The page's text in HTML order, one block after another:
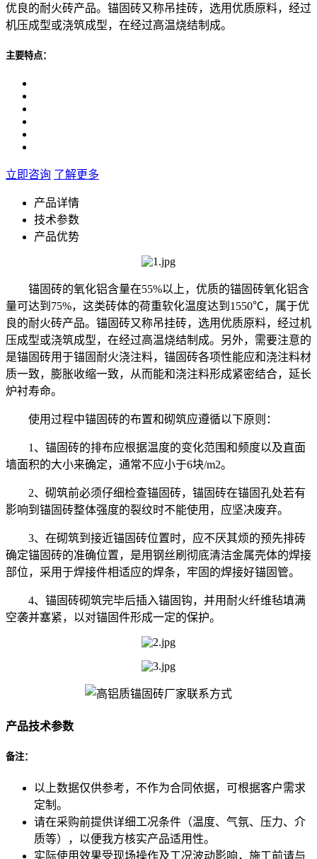
优良的耐火砖产品。锚固砖又称吊挂砖，选用优质原料，经过
机压成型或浇筑成型，在经过高温烧结制成。
主要特点：
立即咨询 了解更多
产品详情
技术参数
产品优势
锚固砖的氧化铝含量在55%以上，优质的锚固砖氧化铝含
量可达到75%，这类砖体的荷重软化温度达到1550℃，属于优
良的耐火砖产品。锚固砖又称吊挂砖，选用优质原料，经过机
压成型或浇筑成型，在经过高温烧结制成。另外，需要注意的
是锚固砖用于锚固耐火浇注料，锚固砖各项性能应和浇注料材
质一致，膨胀收缩一致，从而能和浇注料形成紧密结合，延长
炉衬寿命。
使用过程中锚固砖的布置和砌筑应遵循以下原则：
1、锚固砖的排布应根据温度的变化范围和频度以及直面
墙面积的大小来确定，通常不应小于6块/m2。
2、砌筑前必须仔细检查锚固砖，锚固砖在锚固孔处若有
影响到锚固砖整体强度的裂纹时不能使用，应坚决废弃。
3、在砌筑到接近锚固砖位置时，应不厌其烦的预先排砖
确定锚固砖的准确位置，是用钢丝刷彻底清洁金属壳体的焊接
部位，采用于焊接件相适应的焊条，牢固的焊接好锚固管。
4、锚固砖砌筑完毕后插入锚固钩，并用耐火纤维毡填满
空袭并塞紧，以对锚固件形成一定的保护。
产品技术参数
备注：
以上数据仅供参考，不作为合同依据，可根据客户需求
定制。
请在采购前提供详细工况条件（温度、气氛、压力、介
质等），以便我方核实产品适用性。
实际使用效果受现场操作及工况波动影响，施工前请与